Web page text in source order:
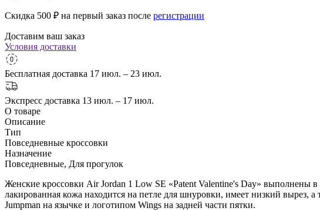
Скидка 500 ₽ на первый заказ после регистрации
Доставим ваш заказ
Условия доставки
Бесплатная доставка 17 июл. – 23 июл.
Экспресс доставка 13 июл. – 17 июл.
О товаре
Описание
Тип
Повседневные кроссовки
Назначение
Повседневные, Для прогулок
Женские кроссовки Air Jordan 1 Low SE «Patent Valentine's Day» выполнены
лакированная кожа находится на петле для шнуровки, имеет низкий вырез,
Jumpman на язычке и логотипом Wings на задней части пятки.